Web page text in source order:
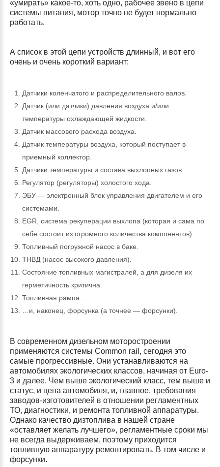
«умирать» какое-то, хоть одно, рабочее звено в цепи
системы питания, мотор точно не будет нормально
работать.
А список в этой цепи устройств длинный, и вот его
очень и очень короткий вариант:
Датчики коленчатого и распределительного валов.
Датчик (или датчики) давления воздуха и/или
температуры охлаждающей жидкости.
Датчик массового расхода воздуха.
Датчик температуры воздуха, который поступает в
приемный коллектор.
Датчики температуры и состава выхлопных газов.
Регулятор (регуляторы) холостого хода.
ЭБУ — электронный блок управления двигателем и его
системами.
EGR, система рекуперации выхлопа (которая и сама по
себе состоит из огромного количества компонентов).
Топливный погружной насос в баке.
ТНВД (насос высокого давления).
Состояние топливных магистралей, а для дизеля их
герметичность критична.
Топливная рампа…
…и, наконец, форсунка (а точнее — форсунки).
В современном дизельном моторостроении
применяются системы Common rail, сегодня это
самые прогрессивные. Они устанавливаются на
автомобилях экологических классов, начиная от Euro-
3 и далее. Чем выше экологический класс, тем выше и
статус, и цена автомобиля, и, главное, требования
заводов-изготовителей в отношении регламентных
ТО, диагностики, и ремонта топливной аппаратуры.
Однако качество дизтоплива в нашей стране
«оставляет желать лучшего», регламентные сроки мы
не всегда выдерживаем, поэтому приходится
топливную аппаратуру ремонтировать. В том числе и
форсунки.